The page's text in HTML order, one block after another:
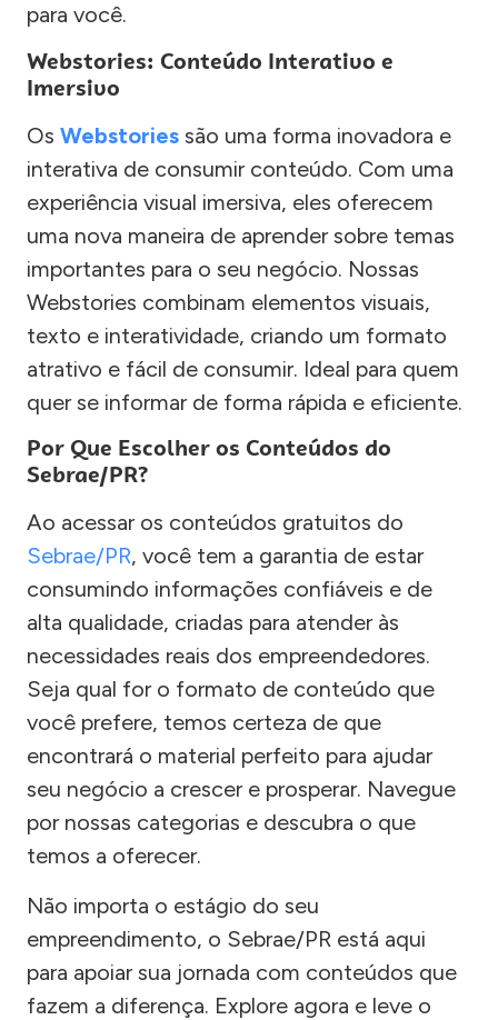
para você.
Webstories: Conteúdo Interativo e
Imersivo
Os Webstories são uma forma inovadora e
interativa de consumir conteúdo. Com uma
experiência visual imersiva, eles oferecem
uma nova maneira de aprender sobre temas
importantes para o seu negócio. Nossas
Webstories combinam elementos visuais,
texto e interatividade, criando um formato
atrativo e fácil de consumir. Ideal para quem
quer se informar de forma rápida e eficiente.
Por Que Escolher os Conteúdos do
Sebrae/PR?
Ao acessar os conteúdos gratuitos do
Sebrae/PR, você tem a garantia de estar
consumindo informações confiáveis e de
alta qualidade, criadas para atender às
necessidades reais dos empreendedores.
Seja qual for o formato de conteúdo que
você prefere, temos certeza de que
encontrará o material perfeito para ajudar
seu negócio a crescer e prosperar. Navegue
por nossas categorias e descubra o que
temos a oferecer.
Não importa o estágio do seu
empreendimento, o Sebrae/PR está aqui
para apoiar sua jornada com conteúdos que
fazem a diferença. Explore agora e leve o